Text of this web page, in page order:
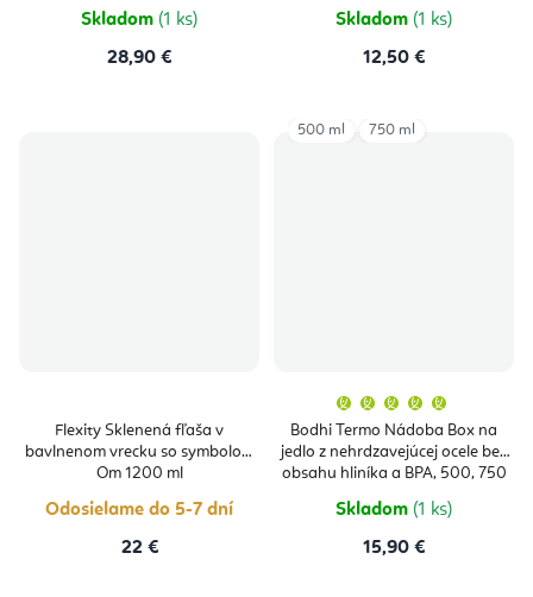
Skladom (1 ks)
28,90 €
Skladom (1 ks)
12,50 €
Flexity Sklenená fľaša v
bavlnenom vrecku so symbolom
Om 1200 ml
Odosielame do 5-7 dní
22 €
Bodhi Termo Nádoba Box na
jedlo z nehrdzavejúcej ocele bez
obsahu hliníka a BPA, 500, 750
produktu
je
5,0
z
5
Skladom (1 ks)
15,90 €
500 ml 750 ml